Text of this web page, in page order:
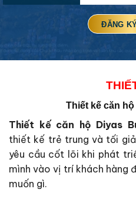
Thiết kế căn
Thiết kế căn hộ Diyas
thiết kế trẻ trung và tối
yêu cầu cốt lõi khi phát
mình vào vị trí khách hàng
muốn gì.